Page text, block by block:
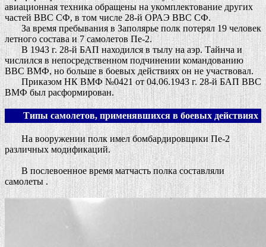
авиационная техника обращены на укомплектование других
частей ВВС СФ, в том числе 28-й ОРАЭ ВВС СФ.
За время пребывания в Заполярье полк потерял 19 человек
летного состава и 7 самолетов Пе-2.
В 1943 г. 28-й БАП находился в тылу на аэр. Тайнча и
числился в непосредственном подчинении командованию
ВВС ВМФ, но больше в боевых действиях он не участвовал.
Приказом НК ВМФ №0421 от 04.06.1943 г. 28-й БАП ВВС
ВМФ был расформирован.
Типы самолетов, применявшихся в боевых действиях
На вооружении полк имел бомбардировщики Пе-2
различных модификаций.
В послевоенное время матчасть полка составляли
самолеты .